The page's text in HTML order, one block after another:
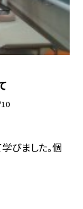
びました。個